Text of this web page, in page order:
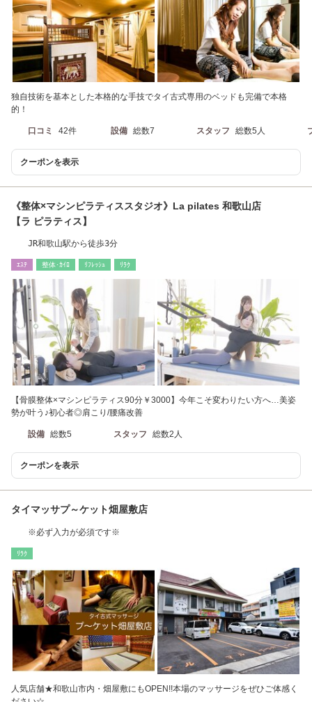
独自技術を基本とした本格的な手技でタイ古式専用のベッドも完備で本格
的！
口コミ 42件 設備 総数7 スタッフ 総数5人
クーポンを表示
《整体×マシンピラティススタジオ》La pilates 和歌山店
【ラ ピラティス】
JR和歌山駅から徒歩3分
ｴｽﾃ 整体･ｶｲﾛ ﾘﾌﾚｯｼｭ ﾘﾗｸ
【骨膜整体×マシンピラティス90分￥3000】今年こそ変わりたい方へ…美姿
勢が叶う♪初心者◎肩こり/腰痛改善
設備 総数5 スタッフ 総数2人
クーポンを表示
タイマッサプ～ケット畑屋敷店
※必ず入力が必須です※
ﾘﾗｸ
人気店舗★和歌山市内・畑屋敷にもOPEN!!本場のマッサージをぜひご体感く